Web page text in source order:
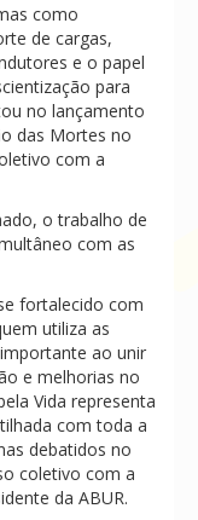
como
de cargas,
e o papel
para
no lançamento
das Mortes no
com a
o trabalho de
com as
fortalecido com
utiliza as
ao unir
e melhorias no
Vida representa
com toda a
debatidos no
coletivo com a
da ABUR.